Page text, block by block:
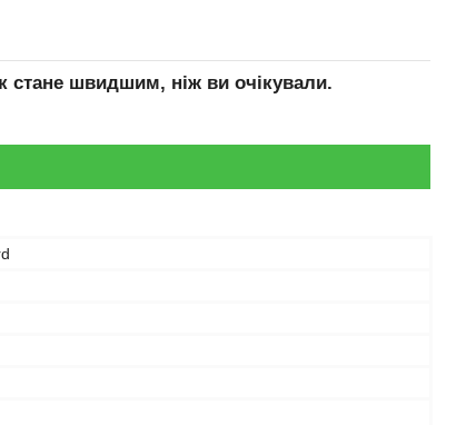
стане швидшим, ніж ви очікували.